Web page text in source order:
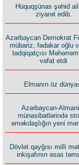
Hüquqşünas şəhid
ziyarət edib.
Azərbaycan Demokrat
mübariz, fədakar oğlu
tədqiqatçısı
vəfat etdi
Elmanın öz
Azərbaycan-
münasibətlərində
əməkdaşlığın yeni
Dövlət qayğısı milli
inkişafının əsas